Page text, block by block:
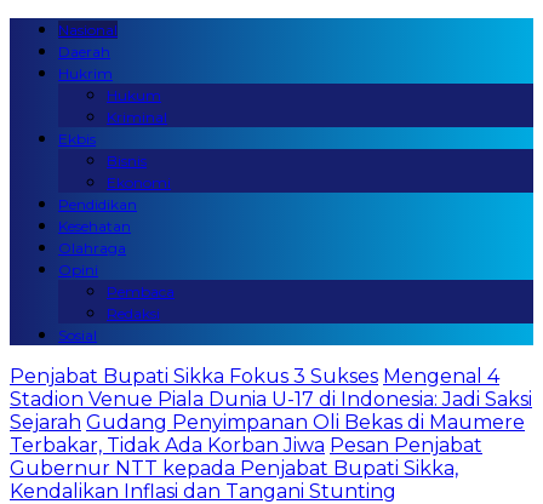
Nasional
Daerah
Hukrim
Hukum
Kriminal
Ekbis
Bisnis
Ekonomi
Pendidikan
Kesehatan
Olahraga
Opini
Pembaca
Redaksi
Sosial
Penjabat Bupati Sikka Fokus 3 Sukses Mengenal 4
Stadion Venue Piala Dunia U-17 di Indonesia: Jadi Saksi
Sejarah Gudang Penyimpanan Oli Bekas di Maumere
Terbakar, Tidak Ada Korban Jiwa Pesan Penjabat
Gubernur NTT kepada Penjabat Bupati Sikka,
Kendalikan Inflasi dan Tangani Stunting